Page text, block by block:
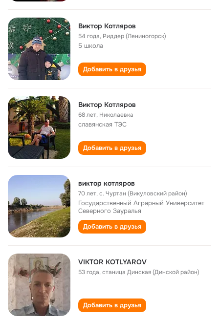
Виктор Котляров
54 года, Риддер (Лениногорск)
5 школа
Добавить в друзья
Виктор Котляров
68 лет, Николаевка
славянская ТЭС
Добавить в друзья
виктор котляров
70 лет,с. Чуртан (Викуловский район)
Государственный Аграрный Университет
Северного Зауралья
Добавить в друзья
VIKTOR KOTLYAROV
53 года,станица Динская (Динской район)
Добавить в друзья